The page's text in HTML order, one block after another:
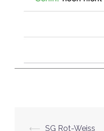
⟵ SG Rot-Weiss